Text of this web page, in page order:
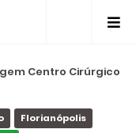
Centro Cirúrgico
Florianópolis
Florianópolis